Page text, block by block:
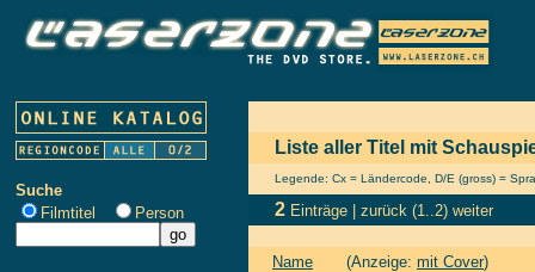
Suche
Filmtitel
Person
Liste aller Titel mit
Legende: Cx = Ländercode, D/E (gross) =
2 Einträge | zurück (1..2) weiter
Name (Anzeige: mit Cover)